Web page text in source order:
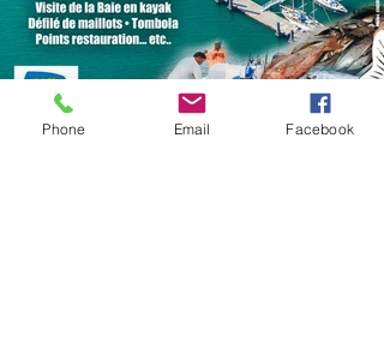
Phone Email Facebook